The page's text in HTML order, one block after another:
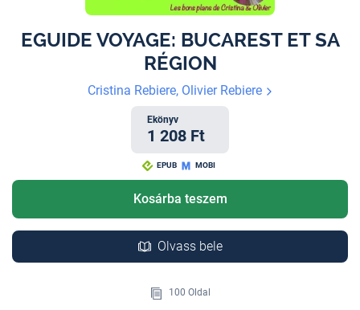
EGUIDE VOYAGE: BUCAREST ET SA
RÉGION
Cristina Rebiere, Olivier Rebiere
Ekönyv
1 208 Ft
EPUB MOBI
Kosárba teszem
Olvass bele
100 Oldal